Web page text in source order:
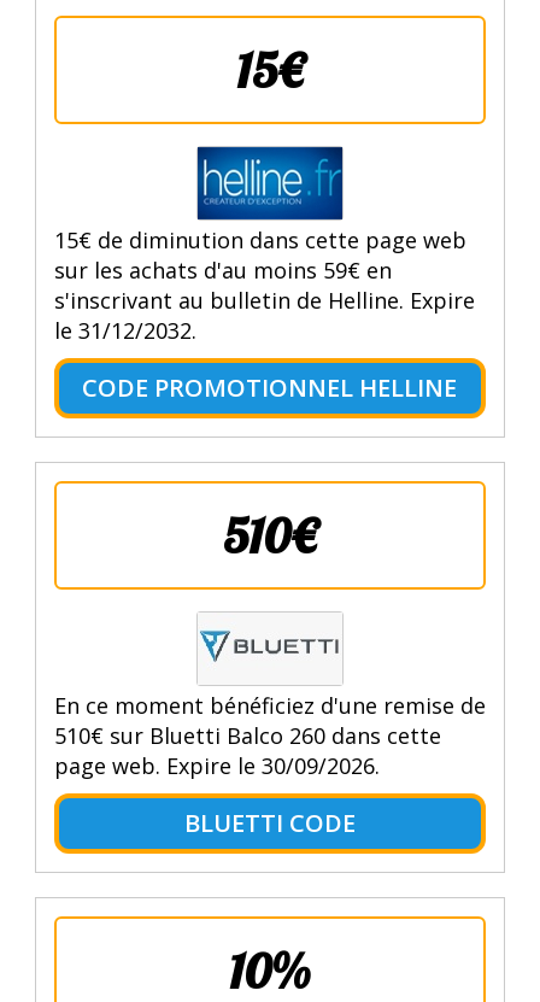
15€
15€ de diminution dans cette page web
sur les achats d'au moins 59€ en
s'inscrivant au bulletin de Helline. Expire
le 31/12/2032.
CODE PROMOTIONNEL HELLINE
510€
En ce moment bénéficiez d'une remise de
510€ sur Bluetti Balco 260 dans cette
page web. Expire le 30/09/2026.
BLUETTI CODE
10%